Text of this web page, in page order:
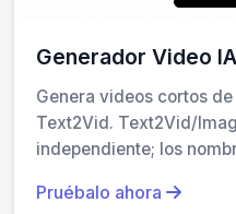
Generador Video
Genera videos cortos
Text2Vid. Text2Vid/
independiente; los
Pruébalo ahora